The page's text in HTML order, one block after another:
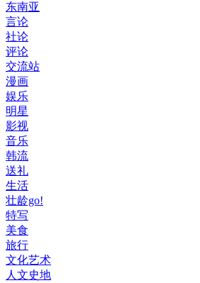
东南亚
言论
社论
评论
交流站
漫画
娱乐
明星
影视
音乐
韩流
送礼
生活
壮龄go!
特写
美食
旅行
文化艺术
人文史地